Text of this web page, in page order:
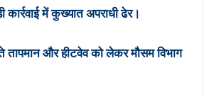
कार्रवाई में कुख्यात अपराधी ढेर।
तापमान और हीटवेव को लेकर मौसम विभाग